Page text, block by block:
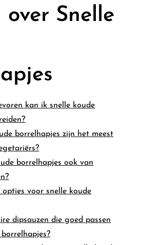
over Snelle
kan ik snelle koude
borrelhapjes zijn het meest
borrelhapjes ook van
voor snelle koude
dipsauzen die goed passen